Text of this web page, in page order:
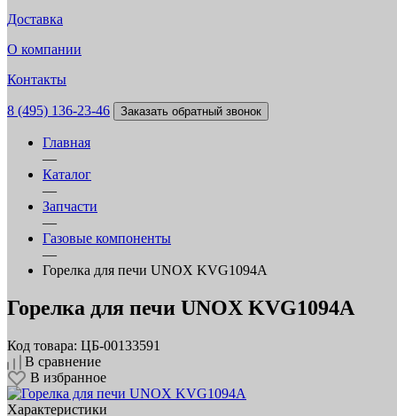
Доставка
О компании
Контакты
8 (495) 136-23-46 Заказать обратный звонок
Главная
—
Каталог
—
Запчасти
—
Газовые компоненты
—
Горелка для печи UNOX KVG1094A
Горелка для печи UNOX KVG1094A
Код товара: ЦБ-00133591
В сравнение
В избранное
Характеристики